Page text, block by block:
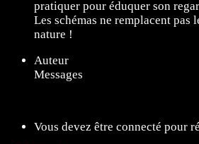
pratiquer pour éduquer son
Les schémas ne remplacent pas
nature !
Auteur
Messages
Vous devez être connecté pour